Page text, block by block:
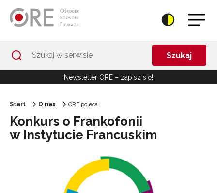
Szukaj
Newsletter ORE – zapisz się!
Start O nas ORE poleca
Konkurs o Frankofonii
w Instytucie Francuskim